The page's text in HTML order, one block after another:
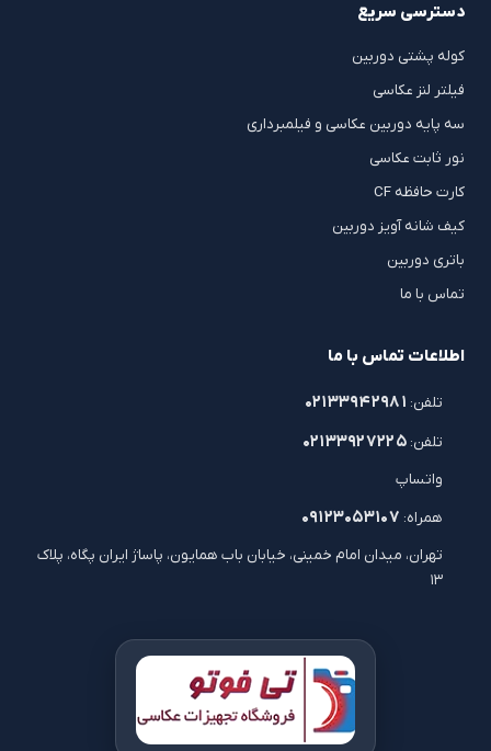
دسترسی سریع
کوله پشتی دوربین
فیلتر لنز عکاسی
سه پایه دوربین عکاسی و فیلمبرداری
نور ثابت عکاسی
کارت حافظه CF
کیف شانه آویز دوربین
باتری دوربین
تماس با ما
اطلاعات تماس با ما
تلفن: ۰۲۱۳۳۹۴۲۹۸۱
تلفن: ۰۲۱۳۳۹۲۷۲۲۵
واتساپ
همراه: ۰۹۱۲۳۰۵۳۱۰۷
تهران، میدان امام خمینی، خیابان باب همایون، پاساژ ایران پگاه، پلاک
۱۳